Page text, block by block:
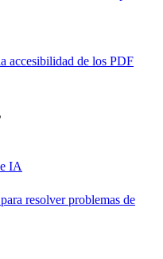
accesibilidad de los PDF
IA
resolver problemas de